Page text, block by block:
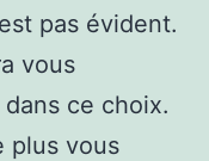
pas évident.
vous
ce choix.
plus vous